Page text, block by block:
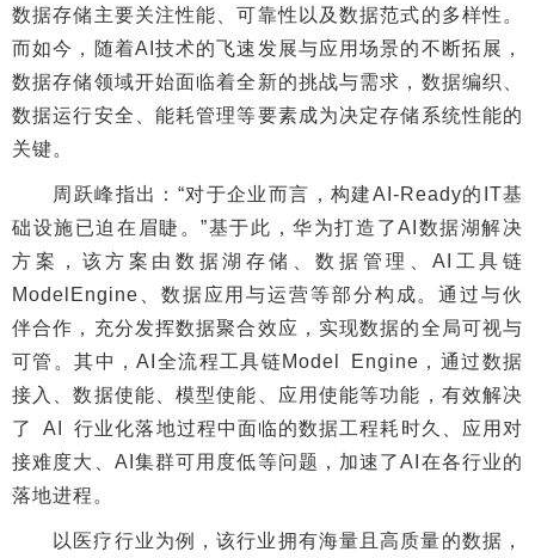
数据存储主要关注性能、可靠性以及数据范式的多样性。
而如今，随着AI技术的飞速发展与应用场景的不断拓展，
数据存储领域开始面临着全新的挑战与需求，数据编织、
数据运行安全、能耗管理等要素成为决定存储系统性能的
关键。
周跃峰指出：“对于企业而言，构建AI-Ready的IT基
础设施已迫在眉睫。”基于此，华为打造了AI数据湖解决
方案，该方案由数据湖存储、数据管理、AI工具链
ModelEngine、数据应用与运营等部分构成。通过与伙
伴合作，充分发挥数据聚合效应，实现数据的全局可视与
可管。其中，AI全流程工具链Model Engine，通过数据
接入、数据使能、模型使能、应用使能等功能，有效解决
了 AI 行业化落地过程中面临的数据工程耗时久、应用对
接难度大、AI集群可用度低等问题，加速了AI在各行业的
落地进程。
以医疗行业为例，该行业拥有海量且高质量的数据，